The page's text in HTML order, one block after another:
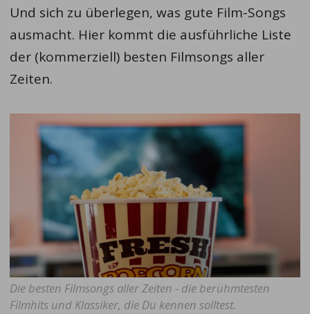
Und sich zu überlegen, was gute Film-Songs
ausmacht. Hier kommt die ausführliche Liste
der (kommerziell) besten Filmsongs aller
Zeiten.
Die besten Filmsongs aller Zeiten - die berühmtesten
Filmhits und Klassiker, die Du kennen solltest.